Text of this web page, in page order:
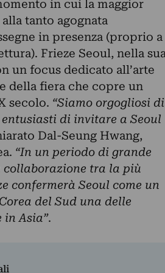
in cui la maggior
tanto agognata
in presenza (proprio a
Frieze Seoul, nella
un focus dedicato all’arte
della fiera che copre un
secolo. “Siamo orgogliosi di
di invitare a Seoul
Dal-Seung Hwang,
“In un periodo di grande
collaborazione tra la più
confermerà Seoul come un
del Sud una delle
Asia”.